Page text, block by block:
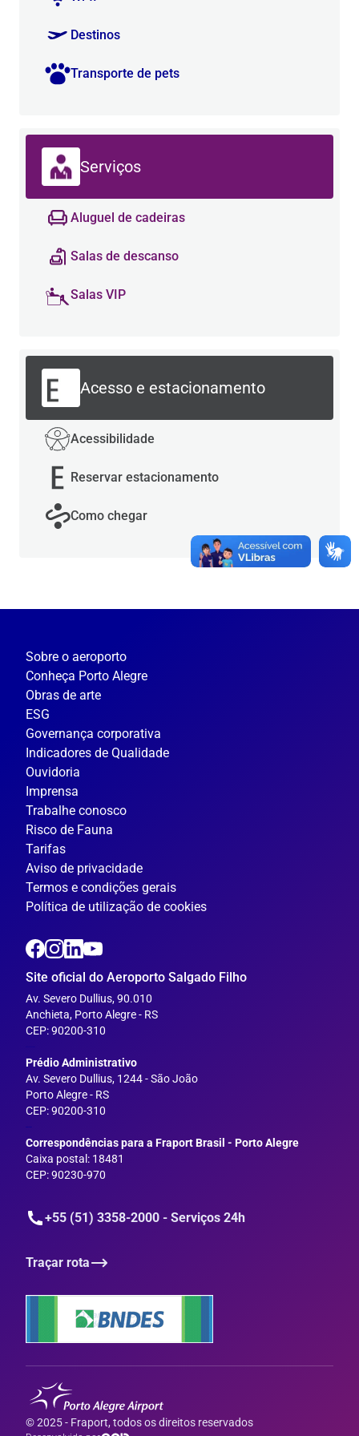
Destinos
Transporte de pets
Serviços
Aluguel de cadeiras
Salas de descanso
Salas VIP
Acesso e estacionamento
Acessibilidade
Reservar estacionamento
Como chegar
Sobre o aeroporto
Conheça Porto Alegre
Obras de arte
ESG
Governança corporativa
Indicadores de Qualidade
Ouvidoria
Imprensa
Trabalhe conosco
Risco de Fauna
Tarifas
Aviso de privacidade
Termos e condições gerais
Política de utilização de cookies
Site oficial do Aeroporto Salgado Filho
Av. Severo Dullius, 90.010
Anchieta, Porto Alegre - RS
CEP: 90200-310
Prédio Administrativo
Av. Severo Dullius, 1244 - São João
Porto Alegre - RS
CEP: 90200-310
--
Correspondências para a Fraport Brasil - Porto Alegre
Caixa postal: 18481
CEP: 90230-970
+55 (51) 3358-2000 - Serviços 24h
Traçar rota
© 2025 - Fraport, todos os direitos reservados